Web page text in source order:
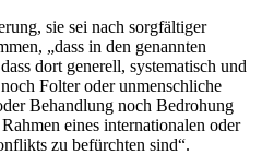
sie sei nach sorgfältiger
„dass in den genannten
dort generell, systematisch und
Folter oder unmenschliche
Behandlung noch Bedrohung
eines internationalen oder
zu befürchten sind“.